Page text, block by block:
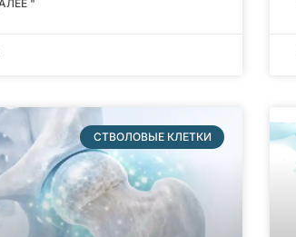
"
СТВОЛОВЫЕ КЛЕТКИ